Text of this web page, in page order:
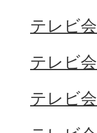
テレビ
テレビ
テレビ